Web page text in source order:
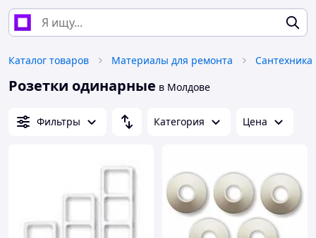
Каталог товаров Материалы для ремонта Сантехника
Розетки одинарные в Молдове
Фильтры Категория Цена